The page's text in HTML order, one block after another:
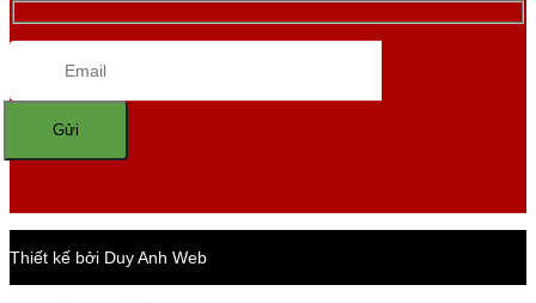
Thiết kế bởi Duy Anh Web